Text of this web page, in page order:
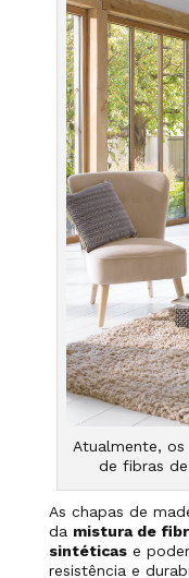
Atualmente,
de fibras
As chapas de
da mistura de
sintéticase
resistência e